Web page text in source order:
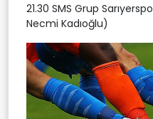
21.30 SMS Grup
Necmi Kadıoğlu)